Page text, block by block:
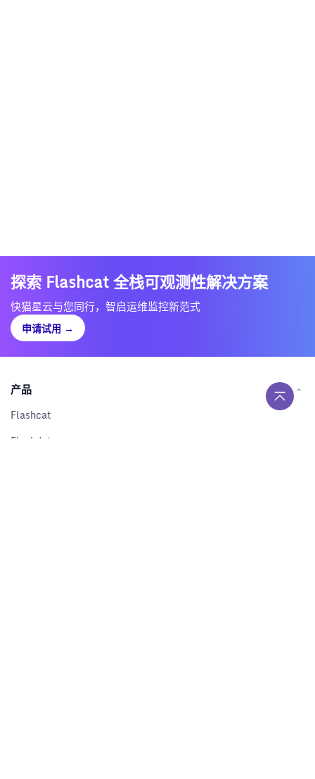
探索 Flashcat 全栈可观测性解决方案
快猫星云与您同行，智启运维监控新范式
申请试用 →
产品
Flashcat
Flashduty